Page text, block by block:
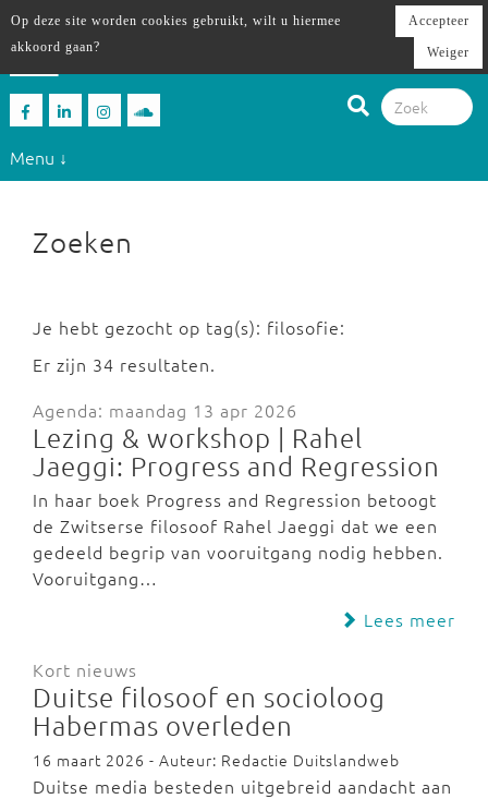
Menu ↓
Zoeken
Je hebt gezocht op tag(s): filosofie:
Er zijn 34 resultaten.
Agenda: maandag 13 apr 2026
Lezing & workshop | Rahel
Jaeggi: Progress and Regression
In haar boek Progress and Regression betoogt
de Zwitserse filosoof Rahel Jaeggi dat we een
gedeeld begrip van vooruitgang nodig hebben.
Vooruitgang…
Lees meer
Kort nieuws
Duitse filosoof en socioloog
Habermas overleden
16 maart 2026 - Auteur: Redactie Duitslandweb
Duitse media besteden uitgebreid aandacht aan
Op deze site worden cookies gebruikt, wilt u hiermee
akkoord gaan?
Accepteer
Weiger